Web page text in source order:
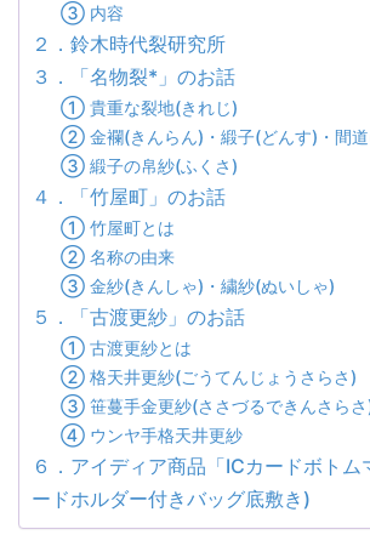
③ 内容
２．鈴木時代裂研究所
３．「名物裂*」のお話
① 貴重な裂地(きれじ)
② 金襴(きんらん)・緞子(どんす)・間道
③ 緞子の帛紗(ふくさ)
４．「竹屋町」のお話
① 竹屋町とは
② 名称の由来
③ 金紗(きんしゃ)・繍紗(ぬいしゃ)
５．「古渡更紗」のお話
① 古渡更紗とは
② 格天井更紗(ごうてんじょうさらさ)
③ 笹蔓手金更紗(ささづるできんさらさ
④ ウンヤ手格天井更紗
６．アイディア商品「ICカードボトム
ードホルダー付きバッグ底敷き)